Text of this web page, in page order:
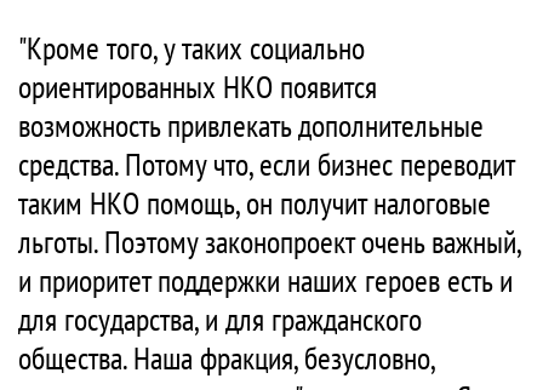
"Кроме того, у таких социально
ориентированных НКО появится
возможность привлекать дополнительные
средства. Потому что, если бизнес переводит
таким НКО помощь, он получит налоговые
льготы. Поэтому законопроект очень важный,
и приоритет поддержки наших героев есть и
для государства, и для гражданского
общества. Наша фракция, безусловно,